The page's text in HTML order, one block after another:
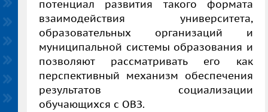
потенциал развития такого формата
взаимодействия университета,
образовательных организаций и
муниципальной системы образования и
позволяют рассматривать его как
перспективный механизм обеспечения
результатов социализации
обучающихся с ОВЗ.